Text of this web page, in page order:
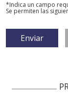
*Indica un campo
Se permiten las